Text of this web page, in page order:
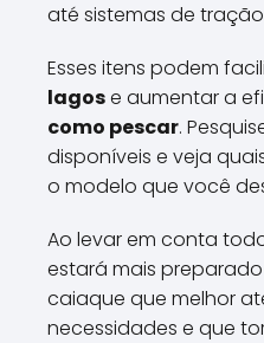
até sistemas de
Esses itens podem
lagose aumentar a
como pescar.
disponíveis e veja
o modelo que você
Ao levar em conta
estará mais
caiaque que melhor
necessidades e que